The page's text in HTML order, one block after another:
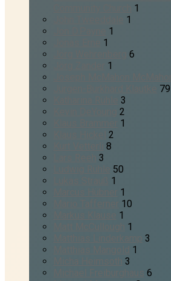
1
1
1
1
6
1
79
3
2
1
2
8
3
50
1
1
10
1
1
3
1
3
6